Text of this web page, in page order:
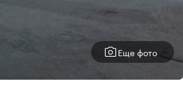
Еще фото